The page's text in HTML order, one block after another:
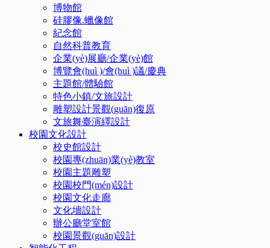
博物館
硅膠像.蠟像館
紀念館
自然科普教育
企業(yè)展廳/企業(yè)館
博覽會(huì )/會(huì )議/慶典
主題館/體驗館
特色小鎮/文旅設計
雕塑設計景觀(guān)復原
文旅舞臺演繹設計
校園文化設計
校史館設計
校園專(zhuān)業(yè)教室
校園主題雕塑
校園校門(mén)設計
校園文化走廊
文化墻設計
辦公廳堂室館
校園景觀(guān)設計